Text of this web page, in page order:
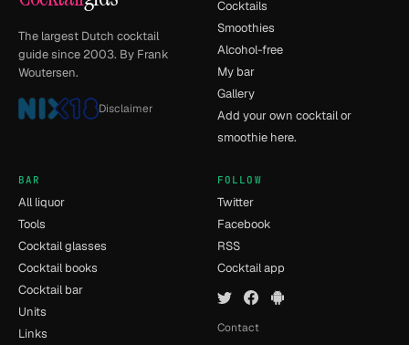
The largest Dutch cocktail
guide since 2003. By Frank
Woutersen.
Disclaimer
Cocktails
Smoothies
Alcohol-free
My bar
Gallery
Add your own cocktail or
smoothie here.
BAR
All liquor
Tools
Cocktail glasses
Cocktail books
Cocktail bar
Units
Links
FOLLOW
Twitter
Facebook
RSS
Cocktail app
Contact